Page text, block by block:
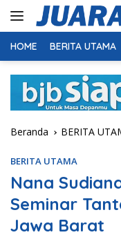
HOME BERITA UTAMA
Beranda BERITA
BERITA UTAMA
Nana
Seminar
Jawa Barat